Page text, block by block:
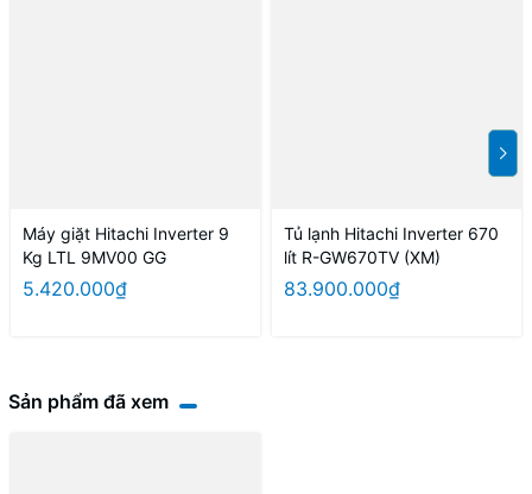
Máy giặt Hitachi Inverter 9
Kg LTL 9MV00 GG
5.420.000₫
Tủ lạnh Hitachi Inverter 670
lít R-GW670TV (XM)
83.900.000₫
Sản phẩm đã xem